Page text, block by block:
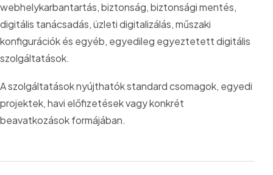
webhelykarbantartás, biztonság, biztonsági mentés,
digitális tanácsadás, üzleti digitalizálás, műszaki
konfigurációk és egyéb, egyedileg egyeztetett digitális
szolgáltatások.
A szolgáltatások nyújthatók standard csomagok, egyedi
projektek, havi előfizetések vagy konkrét
beavatkozások formájában.